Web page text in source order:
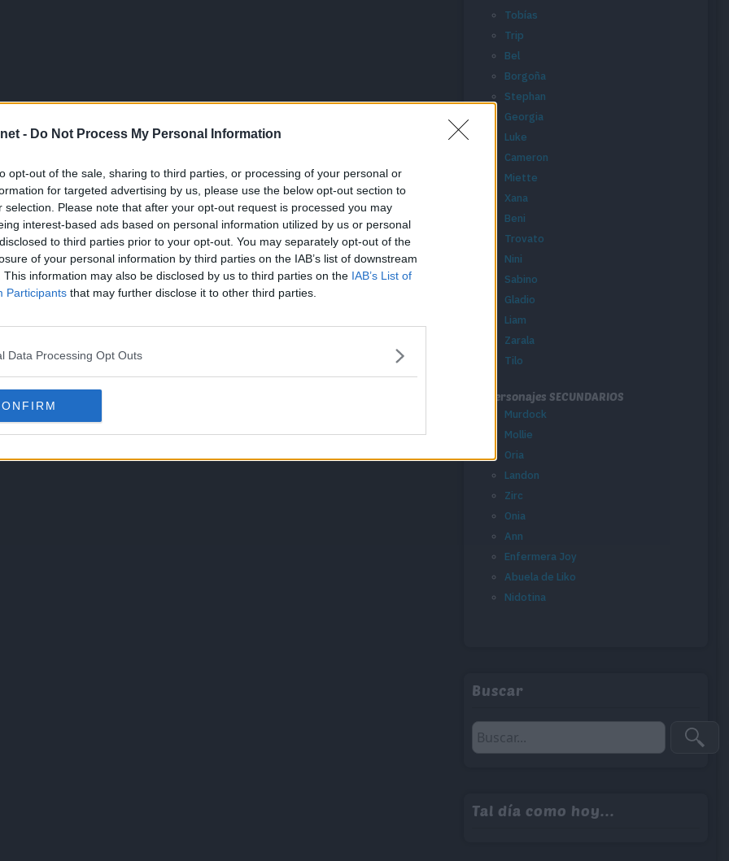
- Do Not Process My Personal Information
opt-out of the sale, sharing to third parties, or processing of your personal or
for targeted advertising by us, please use the below opt-out section to
selection. Please note that after your opt-out request is processed you may
interest-based ads based on personal information utilized by us or personal
to third parties prior to your opt-out. You may separately opt-out of the
of your personal information by third parties on the IAB’s list of downstream
This information may also be disclosed by us to third parties on the IAB’s List of
Participants that may further disclose it to other third parties.
Data Processing Opt Outs
Tobías
Trip
Bel
Borgoña
Stephan
Georgia
Luke
Cameron
Miette
Xana
Beni
Trovato
Nini
Sabino
Gladio
Liam
Zarala
Tilo
Personajes SECUNDARIOS
Murdock
Mollie
Oria
Landon
Zirc
Onia
Ann
Enfermera Joy
Abuela de Liko
Nidotina
Buscar
Tal día como hoy...